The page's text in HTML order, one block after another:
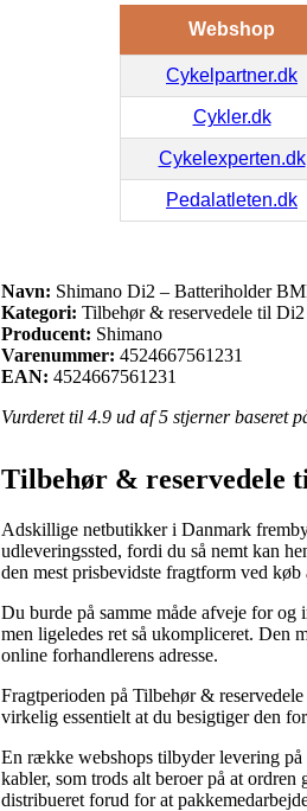
Webshop
Cykelpartner.dk
Cykler.dk
Cykelexperten.dk
Pedalatleten.dk
Navn: Shimano Di2 – Batteriholder
Kategori: Tilbehør & reservedele til Di2
Producent: Shimano
Varenummer: 4524667561231
EAN: 4524667561231
Vurderet til 4.9 ud af 5 stjerner baseret
Tilbehør & reservedele
Adskillige netbutikker i Danmark
udleveringssted, fordi du så nemt kan
den mest prisbevidste fragtform ved
Du burde på samme måde afveje for
men ligeledes ret så ukompliceret. Den
online forhandlerens adresse.
Fragtperioden på Tilbehør &
virkelig essentielt at du besigtiger den
En række webshops tilbyder levering
kabler, som trods alt beroer på at
distribueret forud for at